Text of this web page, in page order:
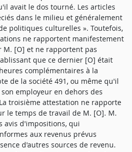
avait le dos tourné. Les articles
dans le milieu et généralement
politiques culturelles ». Toutefois,
ne rapportent manifestement
M. [O] et ne rapportent pas
que ce dernier [O] était
complémentaires à la
de la société 491, ou même qu'il
employeur en dehors des
troisième attestation ne rapporte
le temps de travail de M. [O]. M.
avis d'impositions, qui
aux revenus prévus
d'autres sources de revenu.